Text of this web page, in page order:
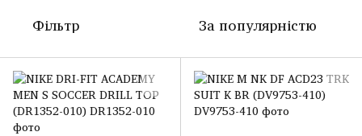
Фільтр За популярністю